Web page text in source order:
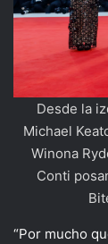
Desde la
Michael
Winona
Conti
“Por mucho